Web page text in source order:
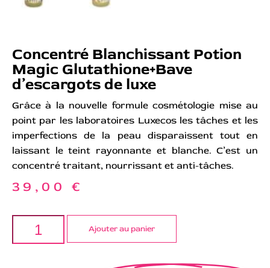
Concentré Blanchissant Potion
Magic Glutathione+Bave
d’escargots de luxe
Grâce à la nouvelle formule cosmétologie mise au
point par les laboratoires Luxecos les tâches et les
imperfections de la peau disparaissent tout en
laissant le teint rayonnante et blanche. C’est un
concentré traitant, nourrissant et anti-tâches.
39,00 €
Ajouter au panier